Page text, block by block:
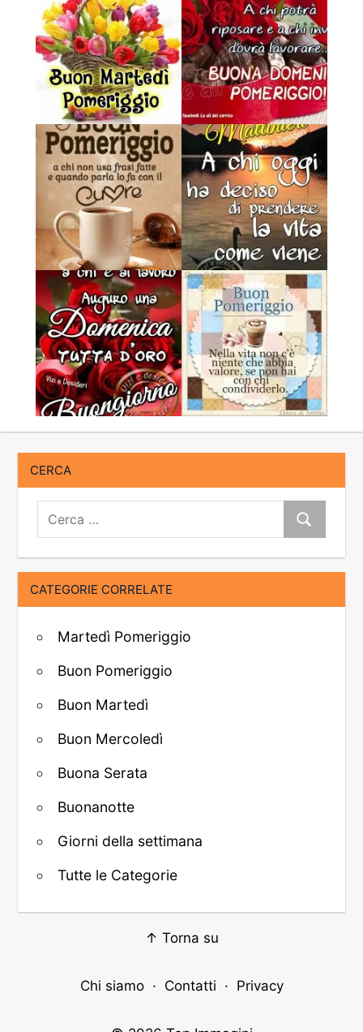
CERCA
Cerca:
Cerca
CATEGORIE CORRELATE
Martedì Pomeriggio
Buon Pomeriggio
Buon Martedì
Buon Mercoledì
Buona Serata
Buonanotte
Giorni della settimana
Tutte le Categorie
↑ Torna su
Chi siamo· Contatti · Privacy